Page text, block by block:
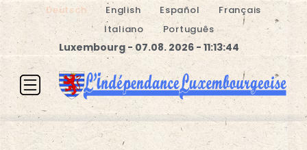
Deutsch English Español
Français
Italiano
Português
Luxembourg - 07.08. 2026 - 11:13:44